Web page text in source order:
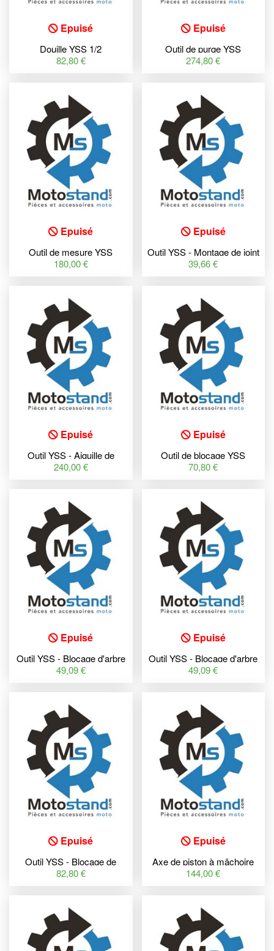
Epuisé
Douille YSS 1/2
82,80 €
Epuisé
Outil de purge YSS
274,80 €
Epuisé
Outil de mesure YSS
180,00 €
Epuisé
Outil YSS - Montage de joint
d'étanchéité
39,66 €
Epuisé
Outil YSS - Aiguille de
remplissage de gaz
240,00 €
Epuisé
Outil de blocage YSS
70,80 €
Epuisé
Outil YSS - Blocage d'arbre
de suspension
49,09 €
Epuisé
Outil YSS - Blocage d'arbre
de suspension
49,09 €
Epuisé
Outil YSS - Blocage de
réservoir
82,80 €
Epuisé
Axe de piston à mâchoire
souple YSS
144,00 €